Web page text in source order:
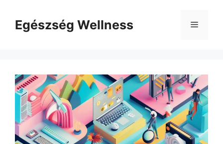
tartalomba
Egészség Wellness Menü